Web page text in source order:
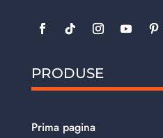
PRODUSE
Prima pagina